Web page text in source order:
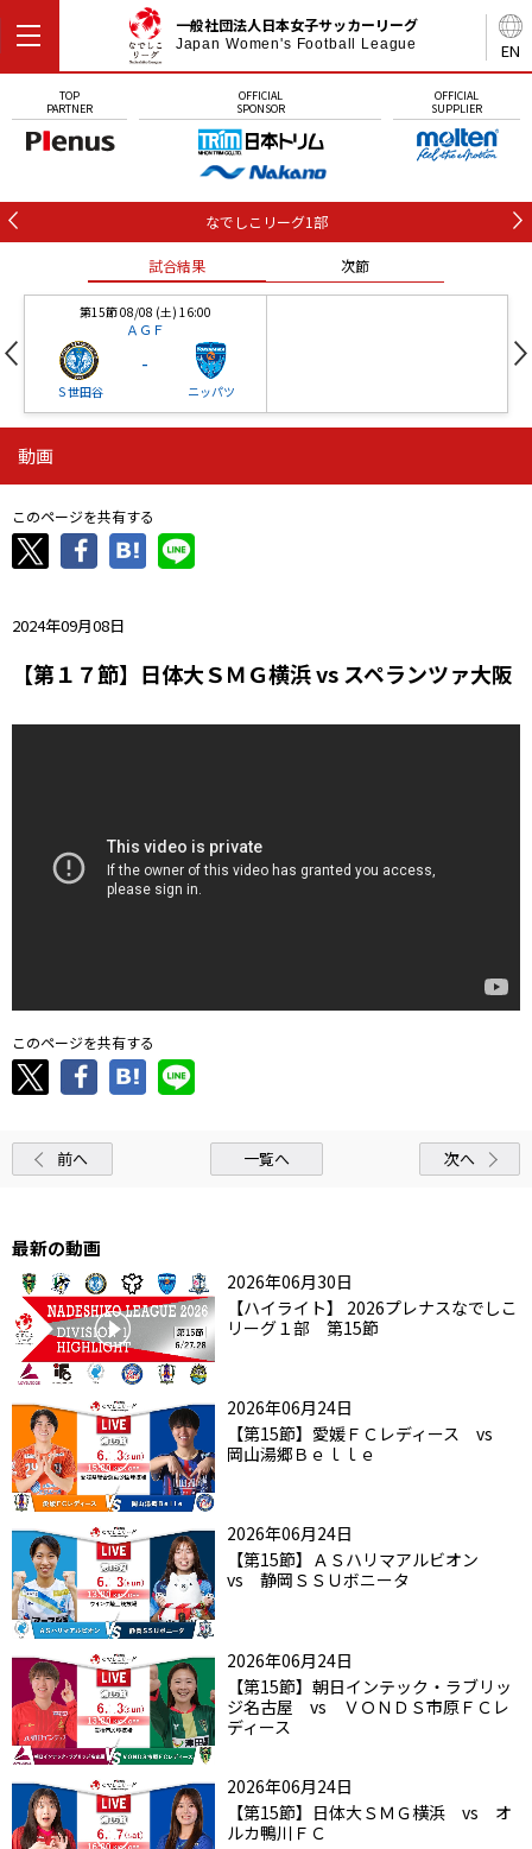
EN
一般社団法人日本女子サッカーリーグ
Japan Women's Football League
TOP
PARTNER
OFFICIAL
SPONSOR
OFFICIAL
SUPPLIER
なでしこリーグ1部
試合結果 次節
第15節 08/08 (土) 16:00
ＡＧＦ
Ｓ世田谷
-
ニッパツ
ニッパツ
ニッパツ
-
石人の星
動画
このページを共有する
2024年09月08日
【第１７節】日体大ＳＭＧ横浜 vs スペランツァ大阪
このページを共有する
前へ 一覧へ 次へ
最新の動画
2026年06月30日
【ハイライト】 2026プレナスなでしこ
リーグ１部 第15節
2026年06月24日
【第15節】愛媛ＦＣレディース vs
岡山湯郷Ｂｅｌｌｅ
2026年06月24日
【第15節】ＡＳハリマアルビオン
vs 静岡ＳＳＵボニータ
2026年06月24日
【第15節】朝日インテック・ラブリッ
ジ名古屋 vs ＶＯＮＤＳ市原ＦＣレ
ディース
2026年06月24日
【第15節】日体大ＳＭＧ横浜 vs オ
ルカ鴨川ＦＣ